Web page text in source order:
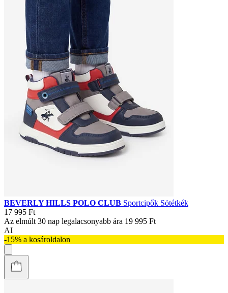
BEVERLY HILLS POLO CLUB Sportcipők Sötétkék
17 995 Ft
Az elmúlt 30 nap legalacsonyabb ára 19 995 Ft
AI
-15% a kosároldalon